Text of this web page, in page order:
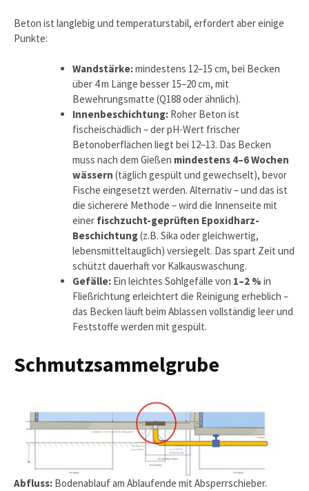
Beton ist langlebig und temperaturstabil, erfordert aber einige
Punkte:
Wandstärke:mindestens 12–15 cm, bei Becken
über 4 m Länge besser 15–20 cm, mit
Bewehrungsmatte (Q188 oder ähnlich).
Innenbeschichtung: Roher Beton ist
fischeischädlich – der pH-Wert frischer
Betonoberflächen liegt bei 12–13. Das Becken
muss nach dem Gießen mindestens 4–6 Wochen
wässern (täglich gespült und gewechselt), bevor
Fische eingesetzt werden. Alternativ – und das ist
die sicherere Methode – wird die Innenseite mit
einer fischzucht-geprüften Epoxidharz-
Beschichtung(z.B. Sika oder gleichwertig,
lebensmitteltauglich) versiegelt. Das spart Zeit und
schützt dauerhaft vor Kalkauswaschung.
Gefälle: Ein leichtes Sohlgefälle von 1–2 % in
Fließrichtung erleichtert die Reinigung erheblich –
das Becken läuft beim Ablassen vollständig leer und
Feststoffe werden mit gespült.
Schmutzsammelgrube
Abfluss: Bodenablauf am Ablaufende mit Absperrschieber.